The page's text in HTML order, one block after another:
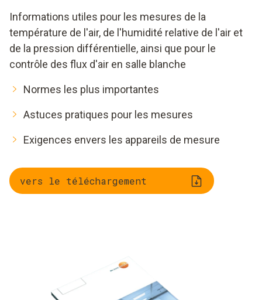
Informations utiles pour les mesures de la
température de l'air, de l'humidité relative de l'air et
de la pression différentielle, ainsi que pour le
contrôle des flux d'air en salle blanche
Normes les plus importantes
Astuces pratiques pour les mesures
Exigences envers les appareils de mesure
vers le téléchargement